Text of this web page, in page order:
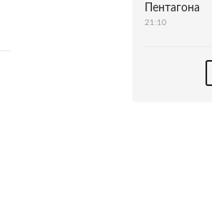
Пентагона
21:10